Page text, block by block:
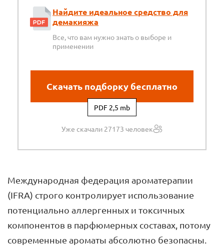
Найдите идеальное средство для
демакияжа
Все, что вам нужно знать о выборе и
применении
Скачать подборку бесплатно
PDF 2,5 mb
Уже скачали 27173 человек
Международная федерация ароматерапии
(IFRA) строго контролирует использование
потенциально аллергенных и токсичных
компонентов в парфюмерных составах, потому
современные ароматы абсолютно безопасны.